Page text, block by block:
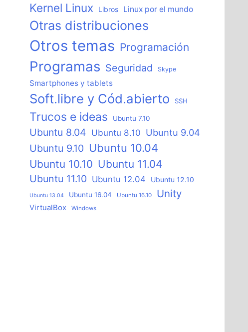
Kernel Linux Libros Linux por el mundo
Otras distribuciones
Otros temas Programación
Programas Seguridad Skype
Smartphones y tablets
Soft.libre y Cód.abierto SSH
Trucos e ideas Ubuntu 7.10
Ubuntu 8.04 Ubuntu 8.10 Ubuntu 9.04
Ubuntu 9.10 Ubuntu 10.04
Ubuntu 10.10 Ubuntu 11.04
Ubuntu 11.10 Ubuntu 12.04 Ubuntu 12.10
Ubuntu 13.04 Ubuntu 16.04 Ubuntu 16.10 Unity
VirtualBox Windows